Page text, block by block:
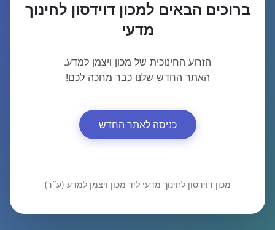
ברוכים הבאים למכון דוידסון לחינוך
מדעי
הזרוע החינוכית של מכון ויצמן למדע.
האתר החדש שלנו כבר מחכה לכם!
כניסה לאתר החדש
מכון דוידסון לחינוך מדעי ליד מכון ויצמן למדע (ע״ר)